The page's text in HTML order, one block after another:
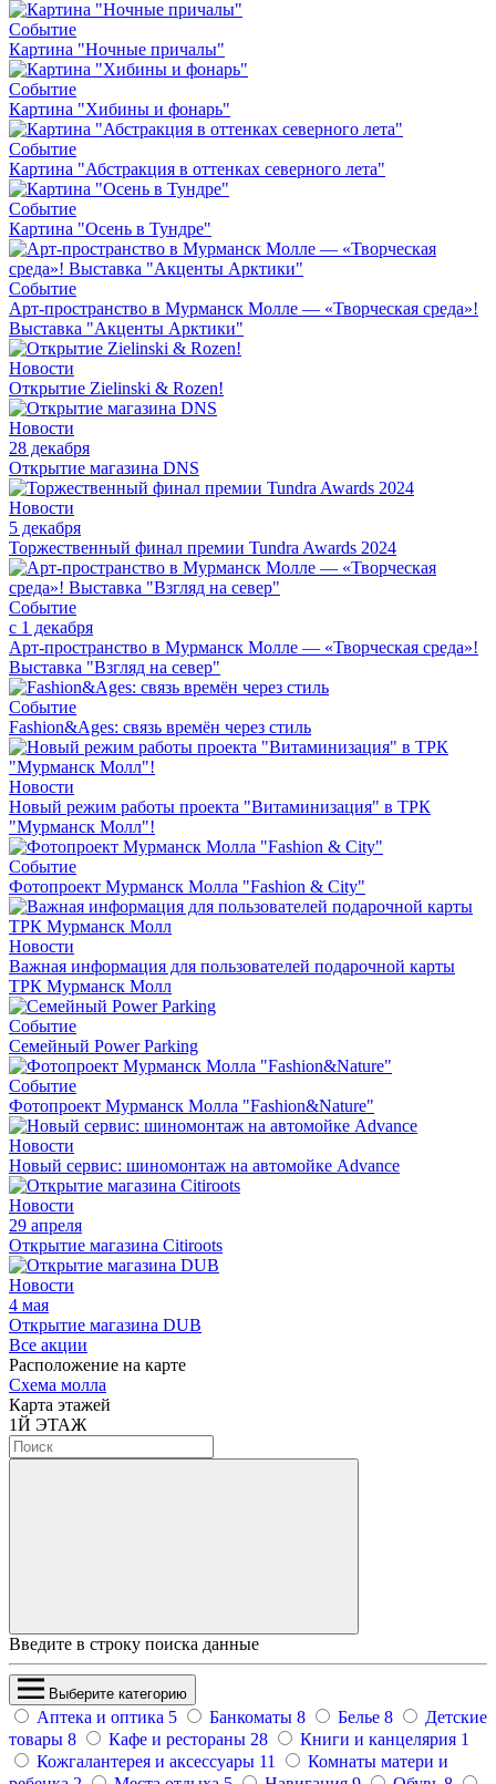
Событие
Картина "Ночные причалы"
Событие
Картина "Хибины и фонарь"
Событие
Картина "Абстракция в оттенках северного лета"
Событие
Картина "Осень в Тундре"
Событие
Арт-пространство в Мурманск Молле — «Творческая среда»!
Выставка "Акценты Арктики"
Новости
Открытие Zielinski & Rozen!
Новости
28 декабря
Открытие магазина DNS
Новости
5 декабря
Торжественный финал премии Tundra Awards 2024
Событие
с 1 декабря
Арт-пространство в Мурманск Молле — «Творческая среда»!
Выставка "Взгляд на север"
Событие
Fashion&Ages: cвязь времён через стиль
Новости
Новый режим работы проекта "Витаминизация" в ТРК
"Мурманск Молл"!
Событие
Фотопроект Мурманск Молла "Fashion & City"
Новости
Важная информация для пользователей подарочной карты
ТРК Мурманск Молл
Событие
Семейный Power Parking
Событие
Фотопроект Мурманск Молла "Fashion&Nature"
Новости
Новый сервис: шиномонтаж на автомойке Advance
Новости
29 апреля
Открытие магазина Citiroots
Новости
4 мая
Открытие магазина DUB
Все акции
Расположение на карте
Схема молла
Карта этажей
1Й ЭТАЖ
Введите в строку поиска данные
Выберите категорию
Аптека и оптика 5 Банкоматы 8 Белье 8
Детские
товары 8 Кафе и рестораны 28 Книги и канцелярия 1
Кожгалантерея и аксессуары 11
Комнаты матери и